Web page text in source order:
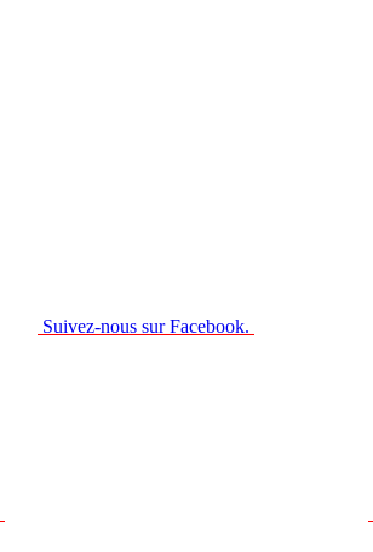
Suivez-nous sur Facebook.